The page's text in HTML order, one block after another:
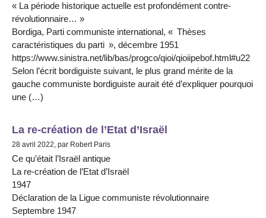
« La période historique actuelle est profondément contre-
révolutionnaire… »
Bordiga, Parti communiste international, « Thèses
caractéristiques du parti », décembre 1951
https://www.sinistra.net/lib/bas/progco/qioi/qioiipebof.html#u22
Selon l’écrit bordiguiste suivant, le plus grand mérite de la
gauche communiste bordiguiste aurait été d’expliquer pourquoi
une (…)
La re-création de l’Etat d’Israël
28 avril 2022, par Robert Paris
Ce qu’était l’Israël antique
La re-création de l’Etat d’Israël
1947
Déclaration de la Ligue communiste révolutionnaire
Septembre 1947